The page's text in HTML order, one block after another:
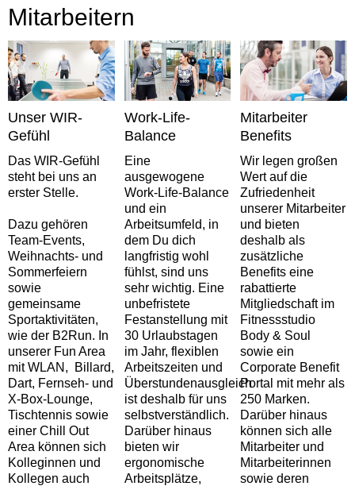
Mitarbeitern
Unser WIR-
Gefühl
Das WIR-Gefühl
steht bei uns an
erster Stelle.
Dazu gehören
Team-Events,
Weihnachts- und
Sommerfeiern
sowie
gemeinsame
Sportaktivitäten,
wie der B2Run. In
unserer Fun Area
mit WLAN, Billard,
Dart, Fernseh- und
X-Box-Lounge,
Tischtennis sowie
einer Chill Out
Area können sich
Kolleginnen und
Kollegen auch
Work-Life-
Balance
Eine
ausgewogene
Work-Life-Balance
und ein
Arbeitsumfeld, in
dem Du dich
langfristig wohl
fühlst, sind uns
sehr wichtig. Eine
unbefristete
Festanstellung mit
30 Urlaubstagen
im Jahr, flexiblen
Arbeitszeiten und
Überstundenausgleich
ist deshalb für uns
selbstverständlich.
Darüber hinaus
bieten wir
ergonomische
Arbeitsplätze,
Mitarbeiter
Benefits
Wir legen großen
Wert auf die
Zufriedenheit
unserer Mitarbeiter
und bieten
deshalb als
zusätzliche
Benefits eine
rabattierte
Mitgliedschaft im
Fitnessstudio
Body & Soul
sowie ein
Corporate Benefit
Portal mit mehr als
250 Marken.
Darüber hinaus
können sich alle
Mitarbeiter und
Mitarbeiterinnen
sowie deren